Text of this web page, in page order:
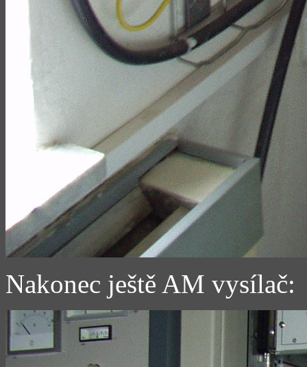
Nakonec ještě AM vysílač: